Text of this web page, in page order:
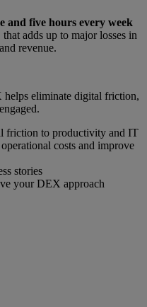
and five hours every week
adds up to major losses in
revenue.
eliminate digital friction,
friction to productivity and IT
costs and improve
stories
your DEX approach